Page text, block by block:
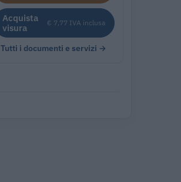
Acquista
visura
€ 7,77 IVA inclusa
Tutti i documenti e servizi →